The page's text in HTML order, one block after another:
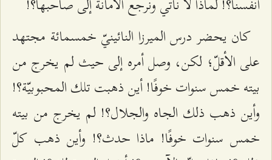
كان يحضر درس الميرزا النائينيّ خمسمائة مجتهد
على الأقلّ؛ لكن، وصل أمره إلى حيث لم يخرج من
بيته خمس سنوات خوفًا! أين ذهبت تلك المحبوبيّة؟!
وأين ذهب ذلك الجاه والجلال؟! لم يخرج من بيته
خمس سنوات خوفًا! ماذا حدث؟! وأين ذهب كلّ